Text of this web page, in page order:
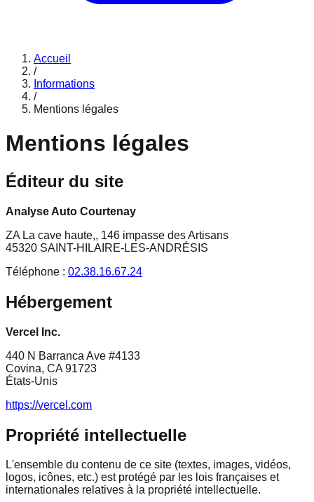
Accueil
/
Informations
/
Mentions légales
Mentions légales
Éditeur du site
Analyse Auto Courtenay
ZA La cave haute,, 146 impasse des Artisans
45320 SAINT-HILAIRE-LES-ANDRÉSIS
Téléphone : 02.38.16.67.24
Hébergement
Vercel Inc.
440 N Barranca Ave #4133
Covina, CA 91723
États-Unis
https://vercel.com
Propriété intellectuelle
L'ensemble du contenu de ce site (textes, images, vidéos,
logos, icônes, etc.) est protégé par les lois françaises et
internationales relatives à la propriété intellectuelle.